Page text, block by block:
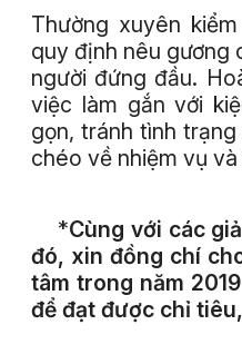
Thường xuyên
quy định nêu gương
người đứng đầu.
việc làm gắn với
gọn, tránh tình
chéo về nhiệm vụ
*Cùng với các
đó, xin đồng chí
tâm trong năm
để đạt được chỉ